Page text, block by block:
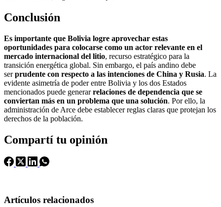
Conclusión
Es importante que Bolivia logre aprovechar estas
oportunidades para colocarse como un actor relevante en el
mercado internacional del litio, recurso estratégico para la
transición energética global. Sin embargo, el país andino debe
serprudente con respecto a las intenciones de China y Rusia. La
evidente asimetría de poder entre Bolivia y los dos Estados
mencionados puede generarrelaciones de dependencia que se
conviertan más en un problema que una solución. Por ello, la
administración de Arce debe establecer reglas claras que protejan los
derechos de la población.
Compartí tu opinión
Artículos relacionados